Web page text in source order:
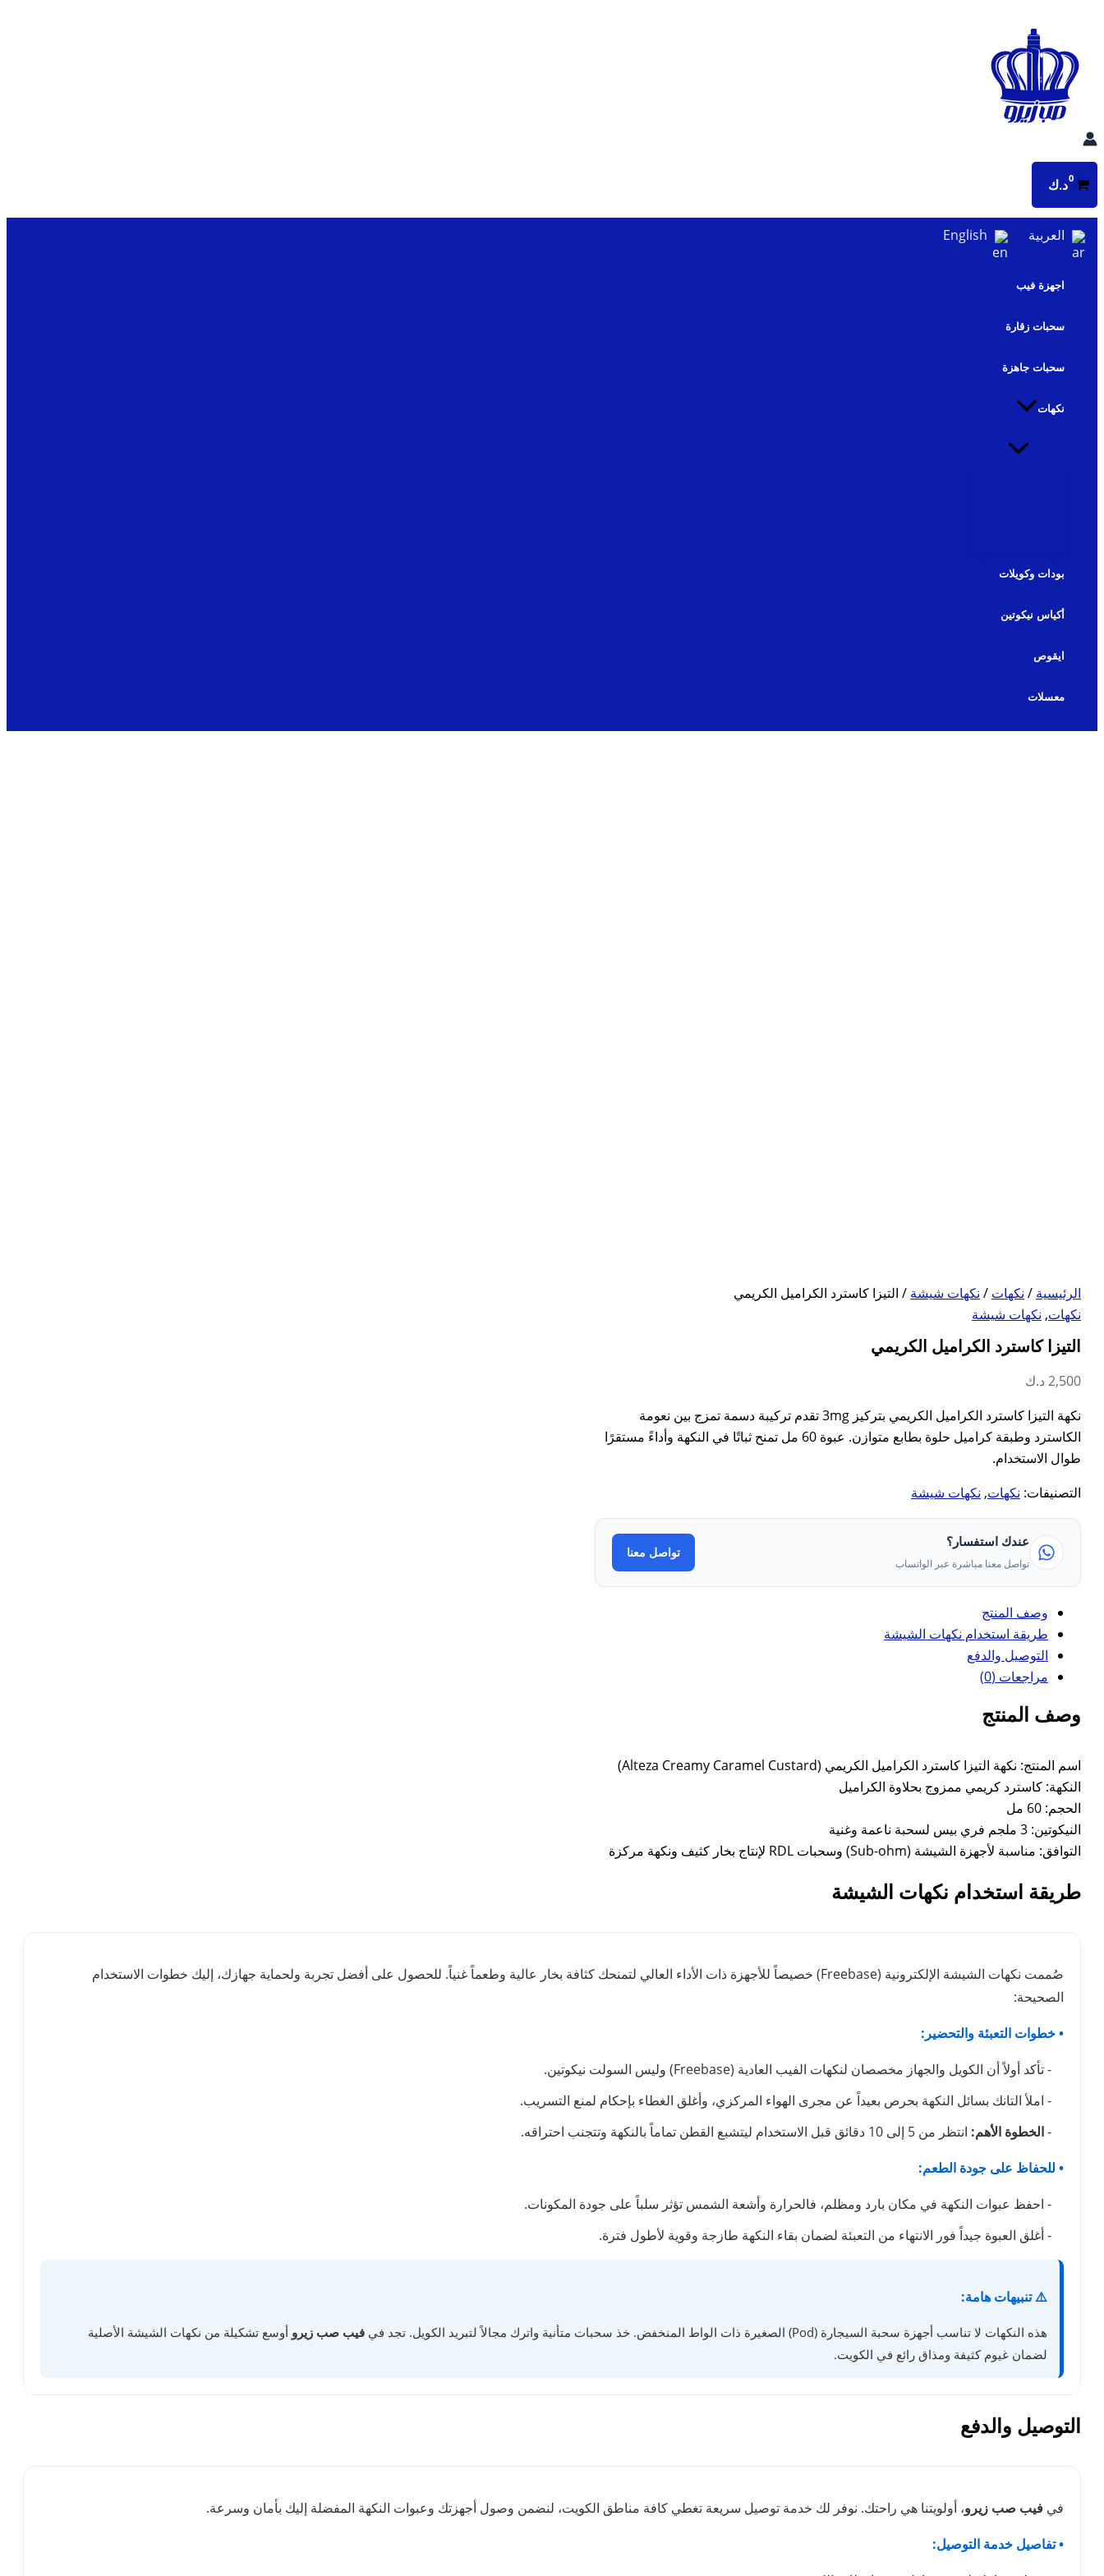
المحتوى
د.ك
العربية English
اجهزة فيب
سحبات زقارة
سحبات جاهزة
نكهات
بودات وكويلات
أكياس نيكوتين
ايقوص
معسلات
الرئيسية / نكهات / نكهات شيشة / التيزا كاسترد الكراميل الكريمي
نكهات, نكهات شيشة
التيزا كاسترد الكراميل الكريمي
2,500 د.ك
نكهة التيزا كاسترد الكراميل الكريمي بتركيز 3mg تقدم تركيبة دسمة تمزج بين نعومة
الكاسترد وطبقة كراميل حلوة بطابع متوازن. عبوة 60 مل تمنح ثباتًا في النكهة وأداءً مستقرًا
طوال الاستخدام.
التصنيفات: نكهات, نكهات شيشة
عندك استفسار؟
تواصل معنا مباشرة عبر الواتساب
تواصل معنا
وصف المنتج
طريقة استخدام نكهات الشيشة
التوصيل والدفع
مراجعات (0)
وصف المنتج
اسم المنتج: نكهة التيزا كاسترد الكراميل الكريمي (Alteza Creamy Caramel Custard)
النكهة: كاسترد كريمي ممزوج بحلاوة الكراميل
الحجم: 60 مل
النيكوتين: 3 ملجم فري بيس لسحبة ناعمة وغنية
التوافق: مناسبة لأجهزة الشيشة (Sub-ohm) وسحبات RDL لإنتاج بخار كثيف ونكهة مركزة
طريقة استخدام نكهات الشيشة
صُممت نكهات الشيشة الإلكترونية (Freebase) خصيصاً للأجهزة ذات الأداء العالي لتمنحك كثافة بخار عالية وطعماً غنياً. للحصول على أفضل تجربة ولحماية جهازك، إليك خطوات الاستخدام
الصحيحة:
• خطوات التعبئة والتحضير:
- تأكد أولاً أن الكويل والجهاز مخصصان لنكهات الفيب العادية (Freebase) وليس السولت نيكوتين.
- املأ التانك بسائل النكهة بحرص بعيداً عن مجرى الهواء المركزي، وأغلق الغطاء بإحكام لمنع التسريب.
-الخطوة الأهم: انتظر من 5 إلى 10 دقائق قبل الاستخدام ليتشبع القطن تماماً بالنكهة وتتجنب احتراقه.
• للحفاظ على جودة الطعم:
- احفظ عبوات النكهة في مكان بارد ومظلم، فالحرارة وأشعة الشمس تؤثر سلباً على جودة المكونات.
- أغلق العبوة جيداً فور الانتهاء من التعبئة لضمان بقاء النكهة طازجة وقوية لأطول فترة.
⚠️ تنبيهات هامة:
هذه النكهات لا تناسب أجهزة سحبة السيجارة (Pod) الصغيرة ذات الواط المنخفض. خذ سحبات متأنية واترك مجالاً لتبريد الكويل. تجد في فيب صب زيرو أوسع تشكيلة من نكهات الشيشة الأصلية
لضمان غيوم كثيفة ومذاق رائع في الكويت.
التوصيل والدفع
في فيب صب زيرو، أولويتنا هي راحتك. نوفر لك خدمة توصيل سريعة تغطي كافة مناطق الكويت، لنضمن وصول أجهزتك وعبوات النكهة المفضلة إليك بأمان وسرعة.
• تفاصيل خدمة التوصيل: